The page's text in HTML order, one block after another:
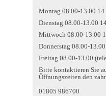
Montag 08.00-13.00
Dienstag 08.00-13.00
Mittwoch 08.00-13.00
Donnerstag 08.00-
Freitag 08.00-13.00
Bitte kontaktieren Sie
Öffnungszeiten den
01805 986700